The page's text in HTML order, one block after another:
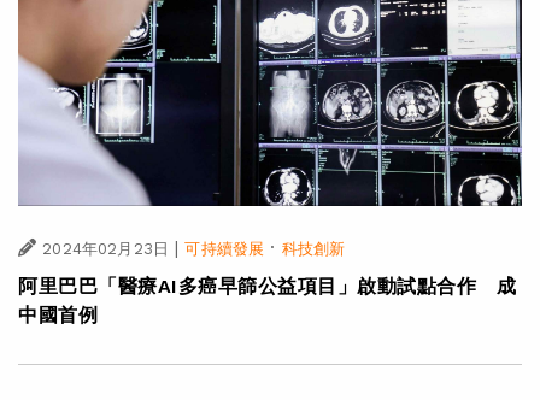
2024年02月23日 | 可持續發展 · 科技創新
阿里巴巴「醫療AI多癌早篩公益項目」啟動試點合作 成
中國首例